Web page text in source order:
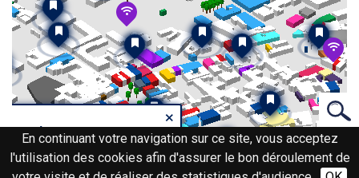
×
rue qui s'est appelée autrefois la
Cerf porte le nom d'un ancien maire
En continuant votre navigation sur ce site, vous acceptez
l'utilisation des cookies afin d'assurer le bon déroulement de